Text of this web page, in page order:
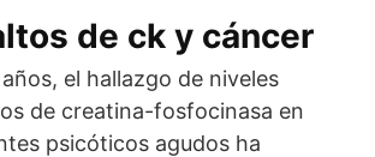
de ck y cáncer
el hallazgo de niveles
de creatina-fosfocinasa en
psicóticos agudos ha